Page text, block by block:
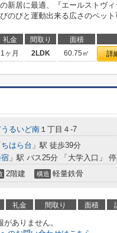
新居に最適、『エールストヴ
のびと運動出来る広さのペッ
礼金 間取り 面積
1ヶ月 2LDK 60.75㎡ 詳
うるいど南 １丁目４-7
ちはら台 」駅 徒歩39分
宿 」駅 バス25分 「大学入口」
2階建 構造 軽量鉄骨
礼金 間取り 面積
ありません。